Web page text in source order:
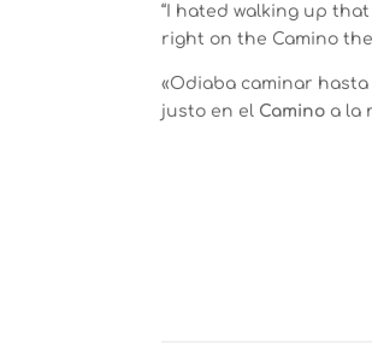
“I hated walking up
right on the Camino
«Odiaba caminar
justo en el Camino a la